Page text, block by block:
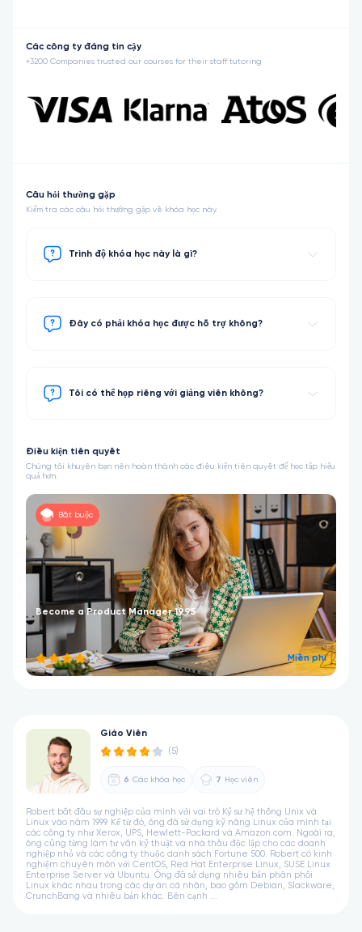
Các công ty đáng tin cậy
+3200 Companies trusted our courses for their staff tutoring
Câu hỏi thường gặp
Kiểm tra các câu hỏi thường gặp về khóa học này.
Trình độ khóa học này là gì?
Đây có phải khóa học được hỗ trợ không?
Tôi có thể họp riêng với giảng viên không?
Điều kiện tiên quyết
Chúng tôi khuyên bạn nên hoàn thành các điều kiện tiên quyết để học tập hiệu
quả hơn.
Bắt buộc
Become a Product Manager 1995
Miễn phí
Giáo Viên
(5)
6 Các khóa học 7 Học viên
Robert bắt đầu sự nghiệp của mình với vai trò Kỹ sư hệ thống Unix và
Linux vào năm 1999. Kể từ đó, ông đã sử dụng kỹ năng Linux của mình tại
các công ty như Xerox, UPS, Hewlett-Packard và Amazon.com. Ngoài ra,
ông cũng từng làm tư vấn kỹ thuật và nhà thầu độc lập cho các doanh
nghiệp nhỏ và các công ty thuộc danh sách Fortune 500. Robert có kinh
nghiệm chuyên môn với CentOS, Red Hat Enterprise Linux, SUSE Linux
Enterprise Server và Ubuntu. Ông đã sử dụng nhiều bản phân phối
Linux khác nhau trong các dự án cá nhân, bao gồm Debian, Slackware,
CrunchBang và nhiều bản khác. Bên cạnh ...